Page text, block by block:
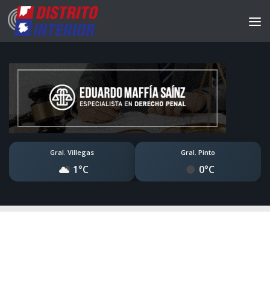
Gral. Villegas
1°C
Gral. Pinto
0°C